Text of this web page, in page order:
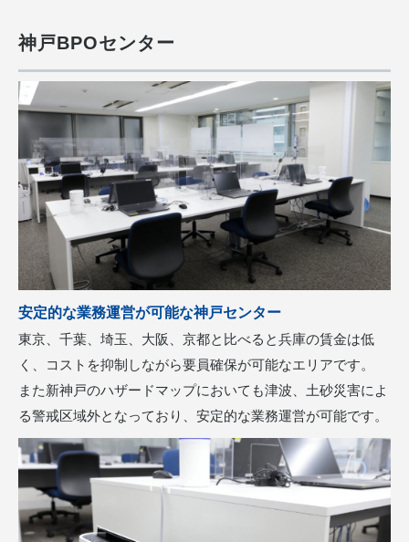
神戸BPOセンター
安定的な業務運営が可能な神戸センター
東京、千葉、埼⽟、⼤阪、京都と比べると兵庫の賃⾦は低
く、コストを抑制しながら要員確保が可能なエリアです。
また新神戸のハザードマップにおいても津波、土砂災害によ
る警戒区域外となっており、安定的な業務運営が可能です。